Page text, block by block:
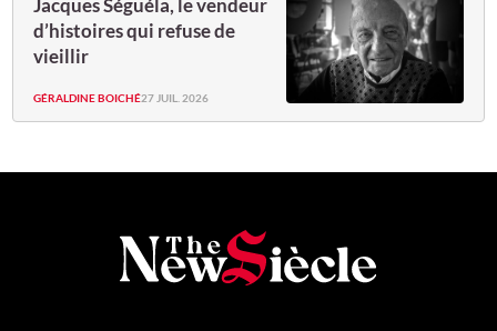
Jacques Séguéla, le vendeur
d’histoires qui refuse de
vieillir
GÉRALDINE BOICHÉ27 JUIL. 2026